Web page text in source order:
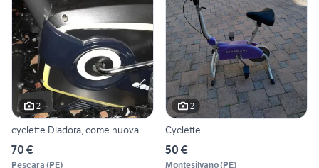
2
cyclette Diadora, come nuova
70 €
Pescara (PE)
2
Cyclette
50 €
Montesilvano(PE)